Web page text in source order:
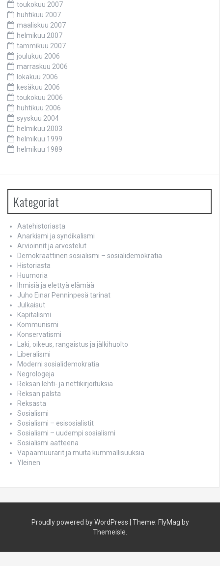
toukokuu 2007
huhtikuu 2007
maaliskuu 2007
helmikuu 2007
tammikuu 2007
joulukuu 2006
marraskuu 2006
lokakuu 2006
kesäkuu 2006
toukokuu 2006
huhtikuu 2006
syyskuu 2004
helmikuu 2003
helmikuu 1999
helmikuu 1989
Kategoriat
Aatehistoriasta
Anarkismi ja syndikalismi
Arvioinnit ja arvostelut
Demokraattinen sosialismi – sosialidemokratia
Historiasta
Huumoria
Ihmisiä ja elettyä elämää
Juho Einar Penninpesä tarinat
Julkaisut
Kapitalismi
Kommunismi
Konservatismi
Laki, oikeus, rangaistus ja jälkihuolto
Liberalismi
Moderni sosialidemokratia
Negrologeja
Reksan lehti- ja nettikirjoituksia
Reksan palsta
Reksasta
Sosialismi
Sosialismi – esisosialistit
Sosialismi – uudempi sosialismi
Sosialismi aatteena
Vapaamuurarit ja muita kummallisuuksia
Yleinen
Proudly powered by WordPress Theme: FlyMag by
Themeisle.